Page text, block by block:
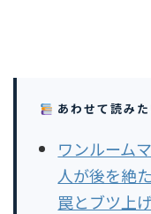
あわせて読みた
ワンルーム
人が後を絶
罠とブツ上